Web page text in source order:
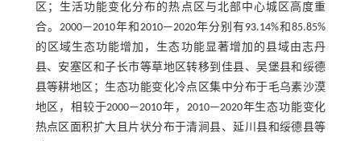
区；生活功能变化分布的热点区与北部中心城区高度重
合。2000—2010年和2010—2020年分别有93.14%和85.85%
的区域生态功能增加，生态功能显著增加的县域由志丹
县、安塞区和子长市等草地区转移到佳县、吴堡县和绥德
县等耕地区；生态功能变化冷点区集中分布于毛乌素沙漠
地区，相较于2000—2010年，2010—2020年生态功能变化
热点区面积扩大且片状分布于清涧县、延川县和绥德县等